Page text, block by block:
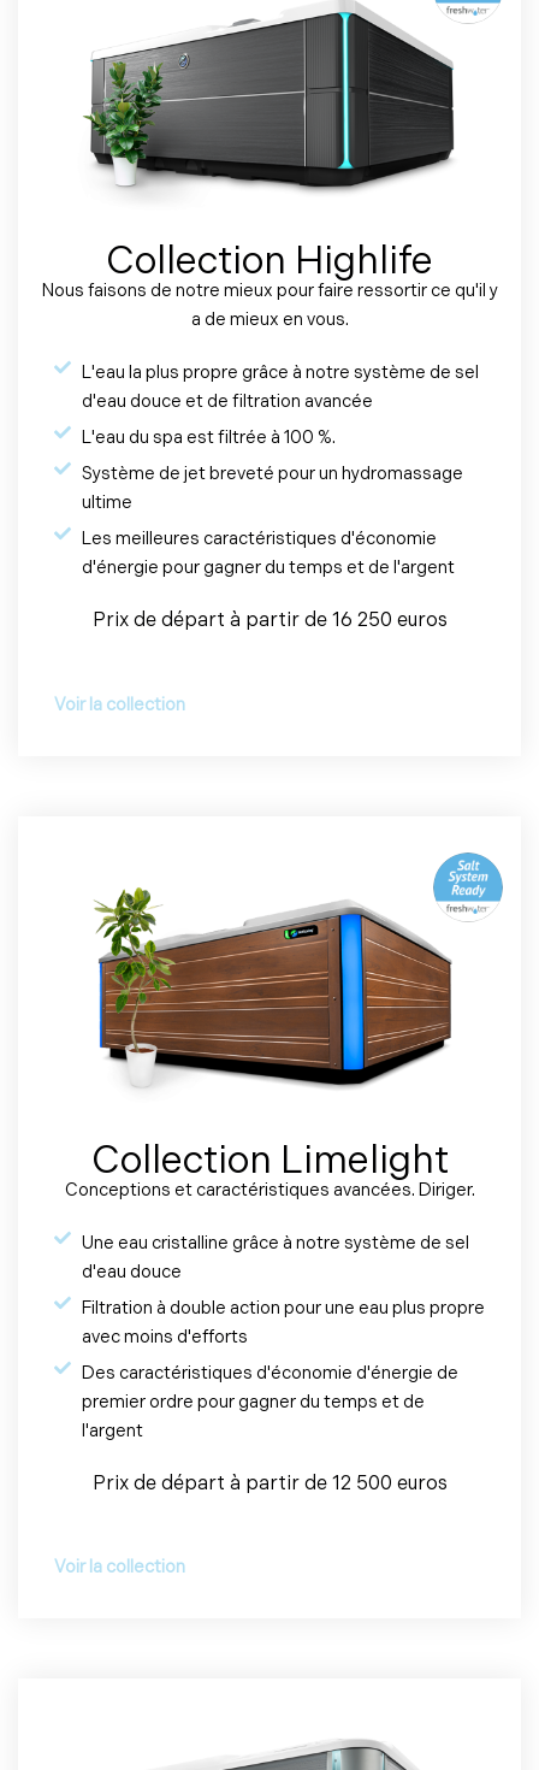
Collection Highlife
Nous faisons de notre mieux pour faire ressortir ce qu'il y
a de mieux en vous.
L'eau la plus propre grâce à notre système de sel
d'eau douce et de filtration avancée
L'eau du spa est filtrée à 100 %.
Système de jet breveté pour un hydromassage
ultime
Les meilleures caractéristiques d'économie
d'énergie pour gagner du temps et de l'argent
Prix de départ à partir de 16 250 euros
Voir la collection
Collection Limelight
Conceptions et caractéristiques avancées. Diriger.
Une eau cristalline grâce à notre système de sel
d'eau douce
Filtration à double action pour une eau plus propre
avec moins d'efforts
Des caractéristiques d'économie d'énergie de
premier ordre pour gagner du temps et de
l'argent
Prix de départ à partir de 12 500 euros
Voir la collection